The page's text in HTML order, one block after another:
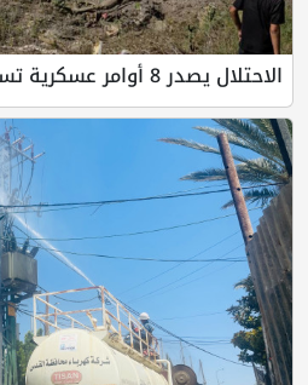
اقتل...